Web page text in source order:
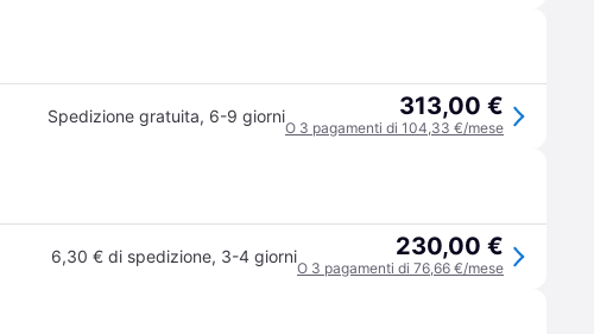
Spedizione gratuita, 6-9 giorni 313,00 €
O 3 pagamenti di 104,33 €/mese
6,30 € di spedizione, 3-4 giorni 230,00 €
O 3 pagamenti di 76,66 €/mese